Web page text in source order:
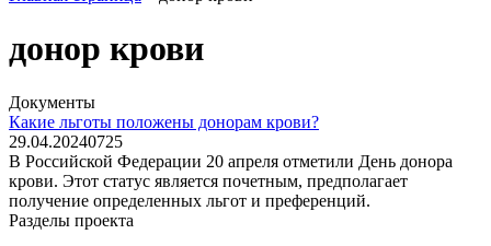
донор крови
Документы
Какие льготы положены донорам крови?
29.04.20240725
В Российской Федерации 20 апреля отметили День донора
крови. Этот статус является почетным, предполагает
получение определенных льгот и преференций.
Разделы проекта